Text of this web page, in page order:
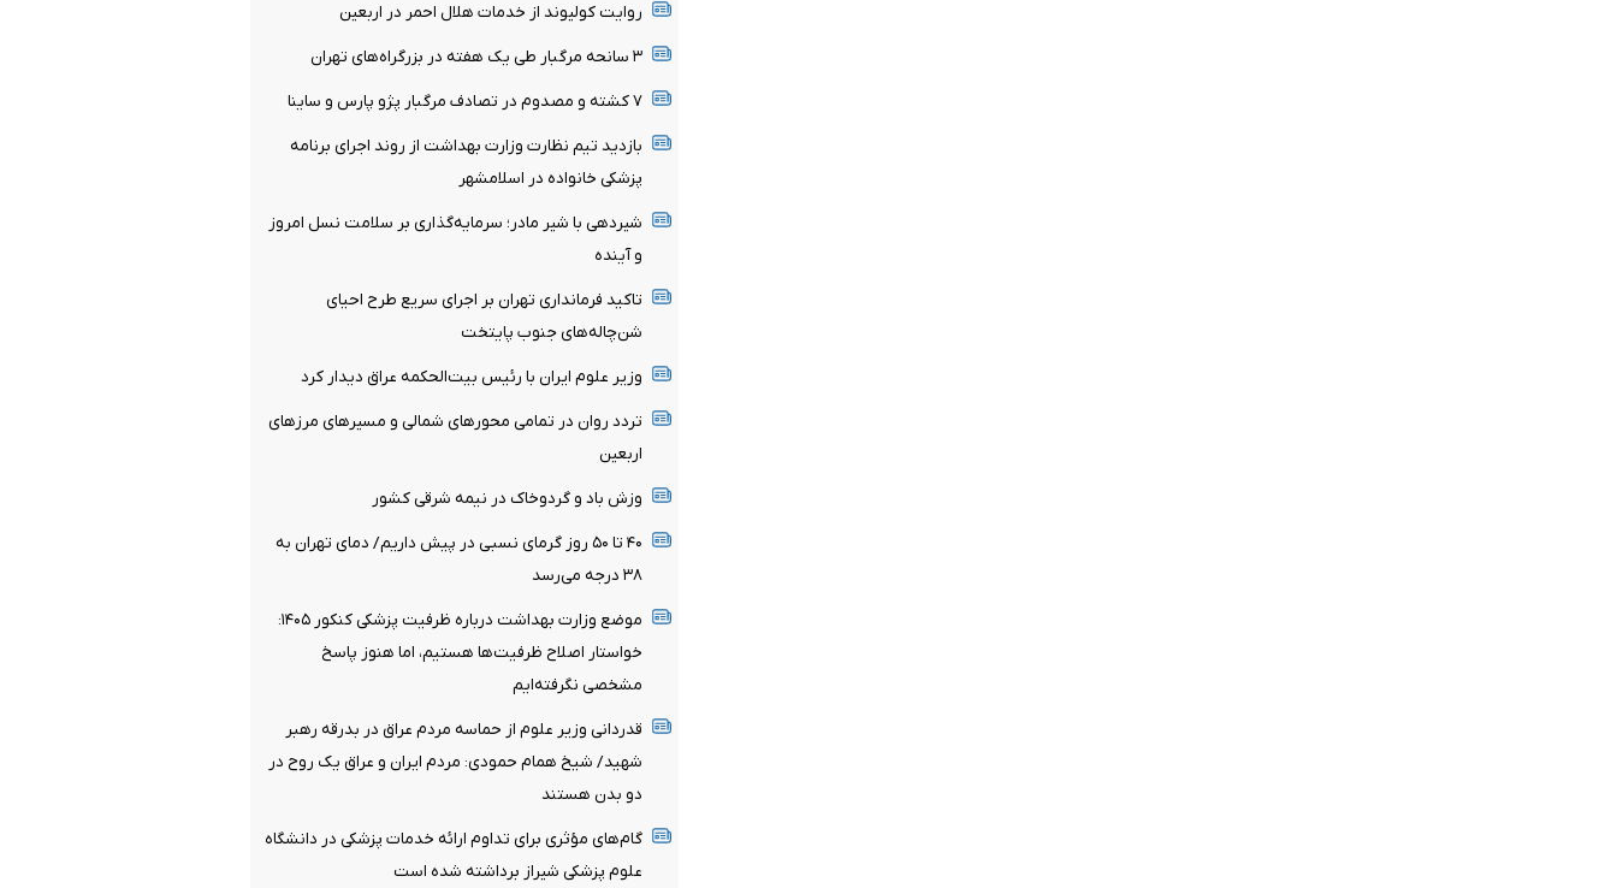
روایت کولیوند از خدمات هلال احمر در اربعین
۳ سانحه مرگبار طی یک هفته در بزرگراه‌های تهران
۷ کشته و مصدوم در تصادف مرگبار پژو پارس و ساینا
بازدید تیم نظارت وزارت بهداشت از روند اجرای برنامه
پزشکی خانواده در اسلامشهر
شیردهی با شیر مادر؛ سرمایه‌گذاری بر سلامت نسل امروز
و آینده
تاکید فرمانداری تهران بر اجرای سریع طرح احیای
شن‌چاله‌های جنوب پایتخت
وزیر علوم ایران با رئیس بیت‌الحکمه عراق دیدار کرد
تردد روان در تمامی محورهای شمالی و مسیرهای مرزهای
اربعین
وزش باد و گردوخاک در نیمه شرقی کشور
۴۰ تا ۵۰ روز گرمای نسبی در پیش داریم/ دمای تهران به
۳۸ درجه می‌رسد
موضع وزارت بهداشت درباره ظرفیت پزشکی کنکور ۱۴۰۵:
خواستار اصلاح ظرفیت‌ها هستیم، اما هنوز پاسخ
مشخصی نگرفته‌ایم
قدردانی وزیر علوم از حماسه مردم عراق در بدرقه رهبر
شهید/ شیخ همام حمودی: مردم ایران و عراق یک روح در
دو بدن هستند
گام‌های مؤثری برای تداوم ارائه خدمات پزشکی در دانشگاه
علوم پزشکی شیراز برداشته شده است